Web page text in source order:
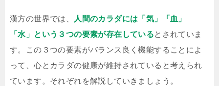
漢方の世界では、
人間のカラダには「気」「血」
「水」という３つの要素が存在しているとされていま
す。この３つの要素がバランス良く機能することによ
って、心とカラダの健康が維持されていると考えられ
ています。それぞれを解説していきましょう。